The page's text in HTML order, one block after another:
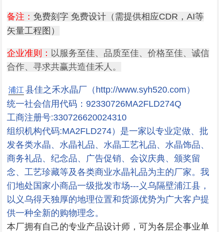
备注： 免费刻字 免费设计（需提供相应CDR，AI等
矢量工程图）
企业准则： 以服务至佳、品质至佳、价格至佳、诚信
合作、寻求共赢共造佳禾人。
浦江 县佳之禾水晶厂（http://www.syh520.com）
统一社会信用代码：92330726MA2FLD274Q
工商注册号:330726620024310
组织机构代码:MA2FLD274）是一家以专业定做、批
发各类水晶、水晶礼品、水晶工艺礼品、水晶饰品、
商务礼品、纪念品、广告促销、会议庆典、颁奖留
念、工艺珍藏等及各类商业水晶礼品为主的厂家。我
们地处国家小商品一级批发市场---义乌隔壁浦江县，
以义乌得天独厚的地理位置和货源优势为广大客户提
供一种全新的购物理念。
本厂拥有自己的专业产品设计师，可为各层企事业单